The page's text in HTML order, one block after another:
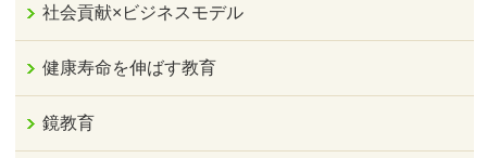
社会貢献×ビジネスモデル
健康寿命を伸ばす教育
鏡教育